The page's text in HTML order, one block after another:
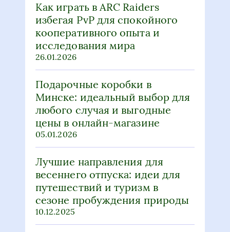
Как играть в ARC Raiders
избегая PvP для спокойного
кооперативного опыта и
исследования мира
26.01.2026
Подарочные коробки в
Минске: идеальный выбор для
любого случая и выгодные
цены в онлайн-магазине
05.01.2026
Лучшие направления для
весеннего отпуска: идеи для
путешествий и туризм в
сезоне пробуждения природы
10.12.2025